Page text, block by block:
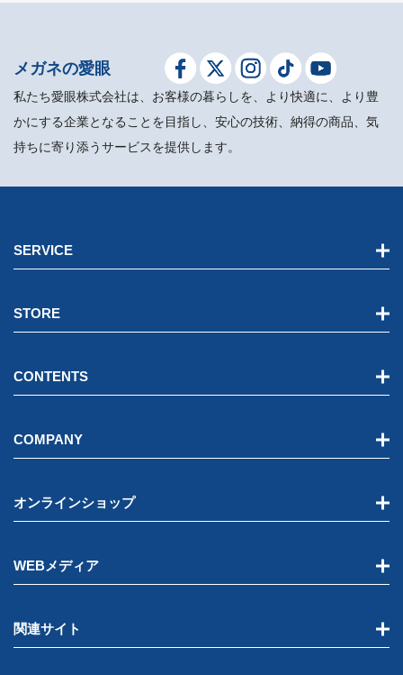
メガネの愛眼
私たち愛眼株式会社は、お客様の暮らしを、より快適に、より豊
かにする企業となることを目指し、安心の技術、納得の商品、気
持ちに寄り添うサービスを提供します。
SERVICE
STORE
CONTENTS
COMPANY
オンラインショップ
WEBメディア
関連サイト